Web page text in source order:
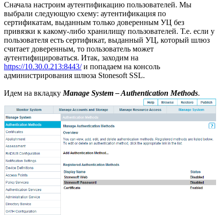
Сначала настроим аутентификацию пользователей. Мы
выбрали следующую схему: аутентификация по
сертификатам, выданным только доверенным УЦ без
привязки к какому-либо хранилищу пользователей. Т.е. если у
пользователя есть сертификат, выданный УЦ, который шлюз
считает доверенным, то пользователь может
аутентифицироваться. Итак, заходим на
https://10.30.0.213:8443/и попадаем на консоль
администрирования шлюза Stonesoft SSL.
Идем на вкладку Manage System – Authentication Methods.